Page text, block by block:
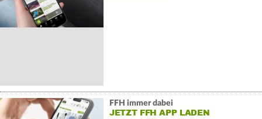
FFH immer dabei
JETZT FFH APP LADEN